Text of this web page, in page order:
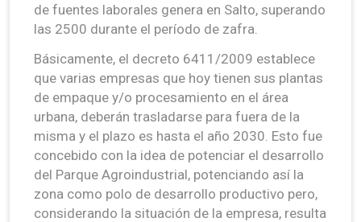
de fuentes laborales genera en Salto, superando
las 2500 durante el período de zafra.
Básicamente, el decreto 6411/2009 establece
que varias empresas que hoy tienen sus plantas
de empaque y/o procesamiento en el área
urbana, deberán trasladarse para fuera de la
misma y el plazo es hasta el año 2030. Esto fue
concebido con la idea de potenciar el desarrollo
del Parque Agroindustrial, potenciando así la
zona como polo de desarrollo productivo pero,
considerando la situación de la empresa, resulta